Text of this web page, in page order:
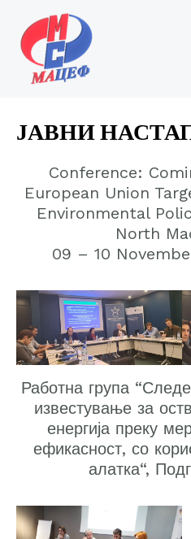
content
ЈАВНИ
Conference:
European Union
Environmental
North
09 – 10
Работна група
известување за
енергија преку
ефикасност, со
алатка“,